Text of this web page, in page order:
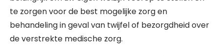
te zorgen voor de best mogelijke zorg en
behandeling in geval van twijfel of bezorgdheid over
de verstrekte medische zorg.